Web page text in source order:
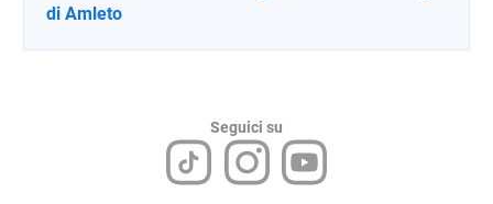
di Amleto
Seguici su